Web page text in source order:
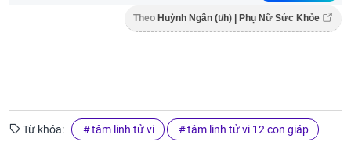
Theo Huỳnh Ngân (t/h) | Phụ Nữ Sức Khỏe
Từ khóa: tâm linh tử vi tâm linh tử vi 12 con giáp